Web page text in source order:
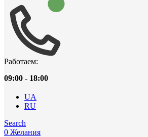
Работаем:
09:00 - 18:00
UA
RU
Search
0 Желания